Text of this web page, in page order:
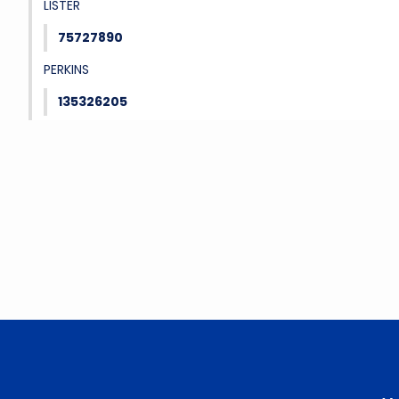
LISTER
75727890
PERKINS
135326205
Ürün bilgilerinde hatalar bulunuyor.